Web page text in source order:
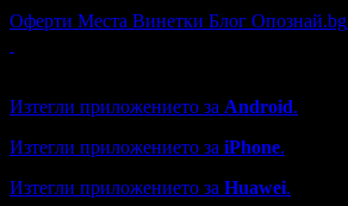
Оферти Места Винетки Блог Опознай.bg
Изтегли приложението за Android.
Изтегли приложението за iPhone.
Изтегли приложението за Huawei.